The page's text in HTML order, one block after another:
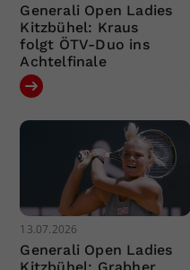
Generali Open Ladies
Kitzbühel: Kraus
folgt ÖTV-Duo ins
Achtelfinale
13.07.2026
Generali Open Ladies